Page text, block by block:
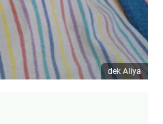
dek Aliya